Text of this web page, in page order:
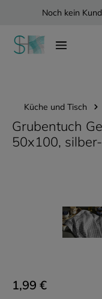
springenNoch kein
Küche und Tisch
Grubentuch
50x100,
1,99 €